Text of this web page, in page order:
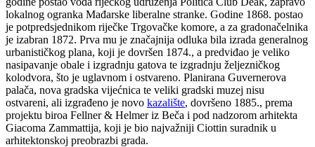
lokalnog ogranka Mađarske liberalne stranke. Godine 1868. postao
je potpredsjednikom riječke Trgovačke komore, a za gradonačelnika
je izabran 1872. Prva mu je značajnija odluka bila izrada generalnog
urbanističkog plana, koji je dovršen 1874., a predviđao je veliko
nasipavanje obale i izgradnju gatova te izgradnju željezničkog
kolodvora, što je uglavnom i ostvareno. Planirana Guvernerova
palača, nova gradska vijećnica te veliki gradski muzej nisu
ostvareni, ali izgrađeno je novo kazalište, dovršeno 1885., prema
projektu biroa Fellner & Helmer iz Beča i pod nadzorom arhitekta
Giacoma Zammattija, koji je bio najvažniji Ciottin suradnik u
arhitektonskoj preobrazbi grada.